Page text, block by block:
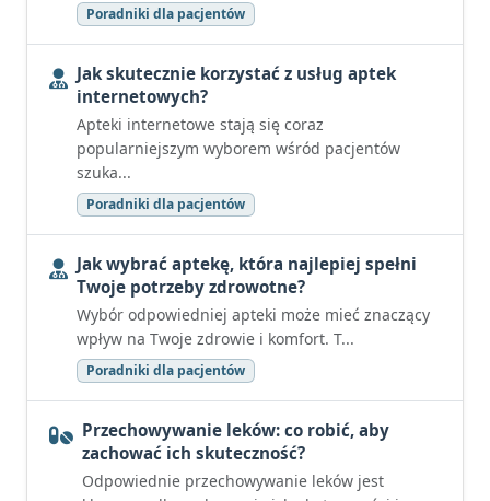
Poradniki dla pacjentów
Jak skutecznie korzystać z usług aptek
internetowych?
Apteki internetowe stają się coraz
popularniejszym wyborem wśród pacjentów
szuka...
Poradniki dla pacjentów
Jak wybrać aptekę, która najlepiej spełni
Twoje potrzeby zdrowotne?
Wybór odpowiedniej apteki może mieć znaczący
wpływ na Twoje zdrowie i komfort. T...
Poradniki dla pacjentów
Przechowywanie leków: co robić, aby
zachować ich skuteczność?
Odpowiednie przechowywanie leków jest